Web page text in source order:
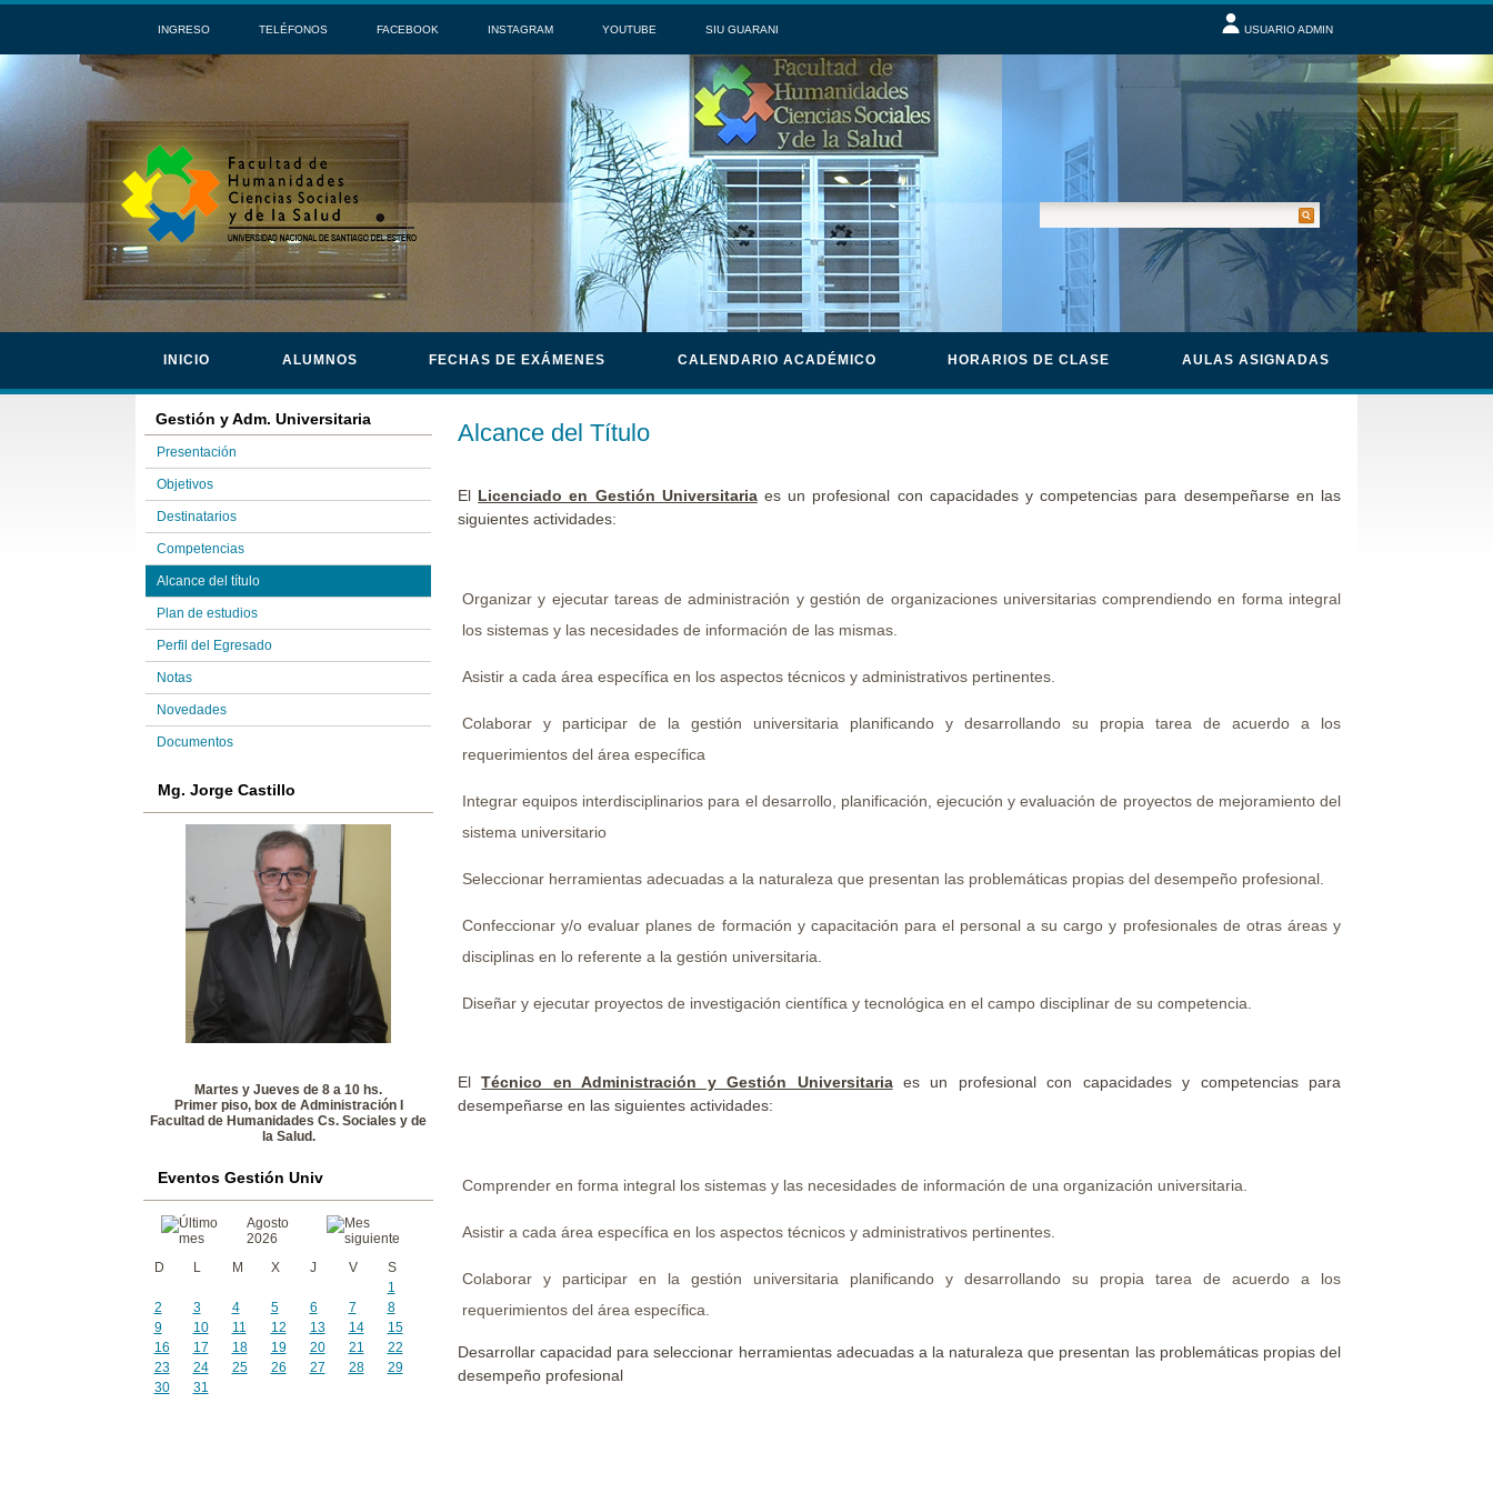
INGRESO TELÉFONOS FACEBOOK INSTAGRAM YOUTUBE SIU GUARANI USUARIO ADMIN
INICIO ALUMNOS FECHAS DE EXÁMENES CALENDARIO ACADÉMICO HORARIOS DE CLASE AULAS ASIGNADAS
Gestión y Adm. Universitaria
Presentación
Objetivos
Destinatarios
Competencias
Alcance del título
Plan de estudios
Perfil del Egresado
Notas
Novedades
Documentos
Mg. Jorge Castillo
Martes y Jueves de 8 a 10 hs.
Primer piso, box de Administración I
Facultad de Humanidades Cs. Sociales y de
la Salud.
Eventos Gestión Univ
Agosto
2026
D
L M X J V
S
1
2
3 4 5 6 7
8
9
10 11 12 13 14
15
16
17 18 19 20 21
22
23
24 25 26 27 28
29
30
31
Alcance del Título
El Licenciado en Gestión Universitariaes un profesional con capacidades y competencias para desempeñarse en las
siguientes actividades:
Organizar y ejecutar tareas de administración y gestión de organizaciones universitarias comprendiendo en forma integral
los sistemas y las necesidades de información de las mismas.
Asistir a cada área específica en los aspectos técnicos y administrativos pertinentes.
Colaborar y participar de la gestión universitaria planificando y desarrollando su propia tarea de acuerdo a los
requerimientos del área específica
Integrar equipos interdisciplinarios para el desarrollo, planificación, ejecución y evaluación de proyectos de mejoramiento del
sistema universitario
Seleccionar herramientas adecuadas a la naturaleza que presentan las problemáticas propias del desempeño profesional.
Confeccionar y/o evaluar planes de formación y capacitación para el personal a su cargo y profesionales de otras áreas y
disciplinas en lo referente a la gestión universitaria.
Diseñar y ejecutar proyectos de investigación científica y tecnológica en el campo disciplinar de su competencia.
ElTécnico en Administración y Gestión Universitariaes un profesional con capacidades y competencias para
desempeñarse en las siguientes actividades:
Comprender en forma integral los sistemas y las necesidades de información de una organización universitaria.
Asistir a cada área específica en los aspectos técnicos y administrativos pertinentes.
Colaborar y participar en la gestión universitaria planificando y desarrollando su propia tarea de acuerdo a los
requerimientos del área específica.
Desarrollar capacidad para seleccionar herramientas adecuadas a la naturaleza que presentan las problemáticas propias del
desempeño profesional